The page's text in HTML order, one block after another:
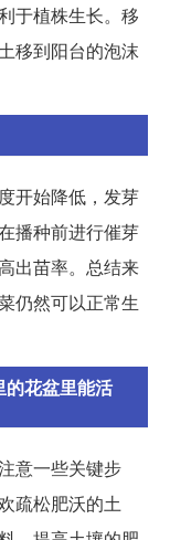
于植株生长。移
移到阳台的泡沫
开始降低，发芽
播种前进行催芽
出苗率。总结来
仍然可以正常生
的花盆里能活
意一些关键步
疏松肥沃的土